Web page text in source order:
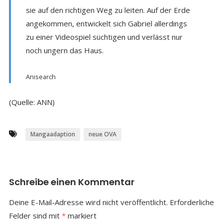
sie auf den richtigen Weg zu leiten. Auf der Erde
angekommen, entwickelt sich Gabriel allerdings
zu einer Videospiel süchtigen und verlässt nur
noch ungern das Haus.
Anisearch
(Quelle: ANN)
Mangaadaption neue OVA
Schreibe einen Kommentar
Deine E-Mail-Adresse wird nicht veröffentlicht. Erforderliche
Felder sind mit *markiert